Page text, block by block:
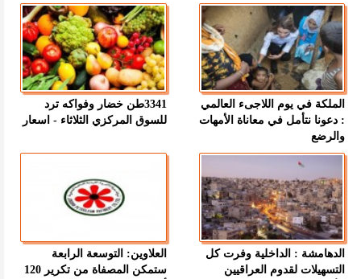
الملكة في يوم اللاجىء العالمي
: دعونا نتأمل في معاناة الأمهات
والرضع
3341طن خضار وفواكه ترد
للسوق المركزي الثلاثاء - اسعار
الدهامشة : الداخلية وفرت كل
التسهيلات لقدوم العراقيين
العلاوين: التوسعة الرابعة
ستمكن المصفاة من تكرير 120